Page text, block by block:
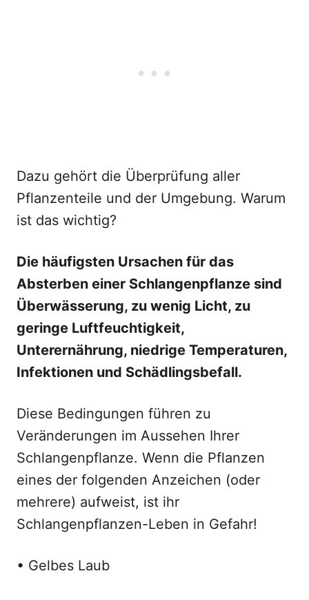
Dazu gehört die Überprüfung aller
Pflanzenteile und der Umgebung. Warum
ist das wichtig?
Die häufigsten Ursachen für das
Absterben einer Schlangenpflanze sind
Überwässerung, zu wenig Licht, zu
geringe Luftfeuchtigkeit,
Unterernährung, niedrige Temperaturen,
Infektionen und Schädlingsbefall.
Diese Bedingungen führen zu
Veränderungen im Aussehen Ihrer
Schlangenpflanze. Wenn die Pflanzen
eines der folgenden Anzeichen (oder
mehrere) aufweist, ist ihr
Schlangenpflanzen-Leben in Gefahr!
• Gelbes Laub